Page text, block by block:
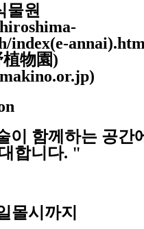
물원
index(e-
物園)
이 함께하는 공간에
합니다. "
몰시까지